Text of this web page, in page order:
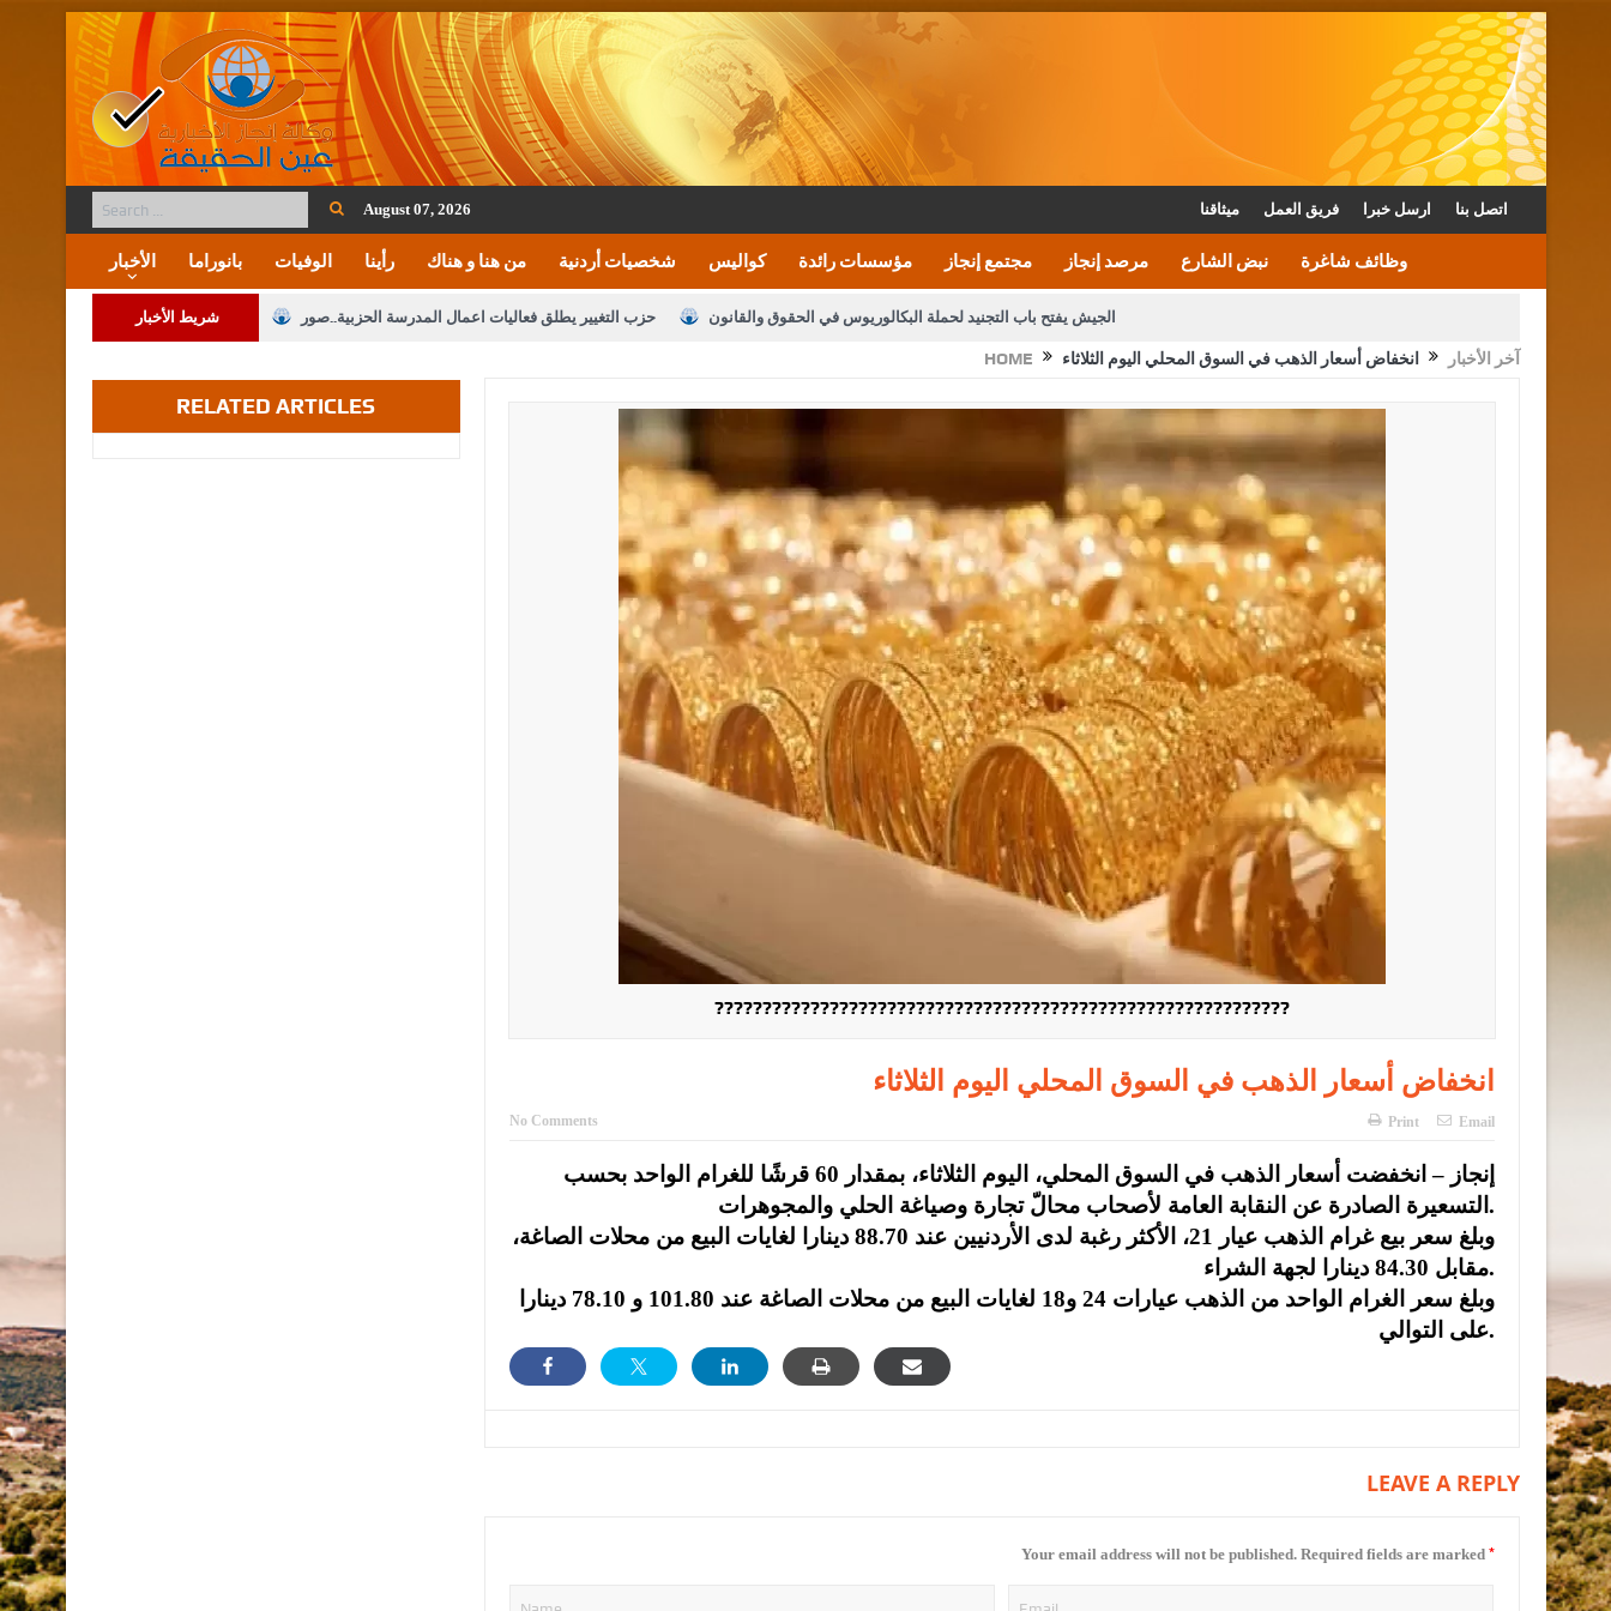
August 07, 2026 ميثاقنا فريق العمل ارسل خبرا اتصل بنا
الأخبار بانوراما الوفيات رأينا من هنا و هناك شخصيات أردنية كواليس مؤسسات رائدة مجتمع إنجاز مرصد إنجاز نبض الشارع وظائف شاغرة
شريط الأخبار حزب التغيير يطلق فعاليات اعمال المدرسة الحزبية..صور الجيش يفتح باب التجنيد لحملة البكالوريوس في الحقوق والقانون
الأمن يتلف 16 مليون حبة كبتاجون و1480 كغم مواد مخدرة
النواب يقر مشروع تعديل قانون الملكية العقارية القاضي يلتقي رؤساء تحرير الصحف اليومية ويؤكد حرص مجلس النواب على شراكة فاعلة مع الإعلام
دعوة المكلفين بخدمة العلم (الدفعة الثالثة) إلى مراجعة منصة خدمة العلم الملك يتلقى اتصالا هاتفيا من العاهل البحريني
القاضي محمود أحمد فريحات.. مبارك ومزيدا من التوفيق
HOME آخر الأخبار انخفاض أسعار الذهب في السوق المحلي اليوم الثلاثاء
????????????????????????????????????????????????????????????
انخفاض أسعار الذهب في السوق المحلي اليوم الثلاثاء
No Comments Print Email
إنجاز – انخفضت أسعار الذهب في السوق المحلي، اليوم الثلاثاء، بمقدار 60 قرشًا للغرام الواحد بحسب
التسعيرة الصادرة عن النقابة العامة لأصحاب محالّ تجارة وصياغة الحلي والمجوهرات.
وبلغ سعر بيع غرام الذهب عيار 21، الأكثر رغبة لدى الأردنيين عند 88.70 دينارا لغايات البيع من محلات الصاغة،
مقابل 84.30 دينارا لجهة الشراء.
وبلغ سعر الغرام الواحد من الذهب عيارات 24 و18 لغايات البيع من محلات الصاغة عند 101.80 و 78.10 دينارا
على التوالي.
LEAVE A REPLY
Your email address will not be published. Required fields are marked *
RELATED ARTICLES